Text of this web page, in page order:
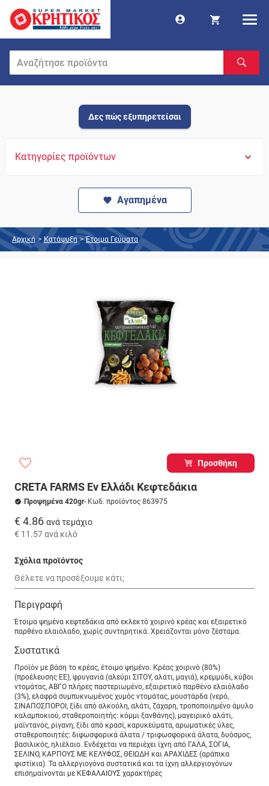
Δες πώς εξυπηρετείσαι
Κατηγορίες προϊόντων
Αγαπημένα
Αρχική > Κατάψυξη > Έτοιμα Γεύματα
Προσθήκη
CRETA FARMS Eν Ελλάδι Κεφτεδάκια
Προψημένα 420gr- Κωδ. προϊόντος 863975
€ 4.86 ανά τεμάχιο
€ 11.57ανά κιλό
Σχόλια προϊόντος
Περιγραφή
Έτοιμα ψημένα κεφτεδάκια από εκλεκτό χοιρινό κρέας και εξαιρετικό
παρθένο ελαιόλαδο, χωρίς συντηρητικά. Χρειάζονται μόνο ζέσταμα.
Συστατικά
Προϊόν με βάση το κρέας, έτοιμο ψημένο. Κρέας χοιρινό (80%)
(προέλευσης ΕΕ), φρυγανιά (αλεύρι ΣΙΤΟΥ, αλάτι, μαγιά), κρεμμύδι, κύβοι
ντομάτας, ΑΒΓΟ πλήρες παστεριωμένο, εξαιρετικό παρθένο ελαιόλαδο
(3%), ελαφρά συμπυκνωμένος χυμός ντομάτας, μουστάρδα (νερό,
ΣΙΝΑΠΟΣΠΟΡΟΙ, ξίδι από αλκοόλη, αλάτι, ζάχαρη, τροποποιημένο άμυλο
καλαμποκιού, σταθεροποιητής: κόμμι ξανθάνης), μαγειρικό αλάτι,
μαϊντανός, ρίγανη, ξίδι από κρασί, καρυκεύματα, αρωματικές ύλες,
σταθεροποιητές: διφωσφορικά άλατα / τριφωσφορικά άλατα, δυόσμος,
βασιλικός, ηλιέλαιο. Ενδέχεται να περιέχει ίχνη από ΓΑΛΑ, ΣΟΓΙΑ,
ΣΕΛΙΝΟ, ΚΑΡΠΟΥΣ ΜΕ ΚΕΛΥΦΟΣ, ΘΕΙΩΔΗ και ΑΡΑΧΙΔΕΣ (αράπικα
φιστίκια). Τα αλλεργιογόνα συστατικά και τα ίχνη αλλεργιογόνων
επισημαίνονται με ΚΕΦΑΛΑΙΟΥΣ χαρακτήρες